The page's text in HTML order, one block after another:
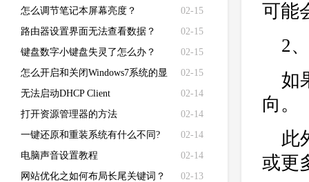
02-15
怎么调节笔记本屏幕亮度？
02-15
路由器设置界面无法查看数据？
02-15
键盘数字小键盘失灵了怎么办？
02-15
怎么开启和关闭Windows7系统的显
卡硬件加速功能
02-14
无法启动DHCP Client
02-14
打开资源管理器的方法
02-14
一键还原和重装系统有什么不同?
02-14
电脑声音设置教程
02-13
网站优化之如何布局长尾关键词？
可能
2
如
向。
此
或更